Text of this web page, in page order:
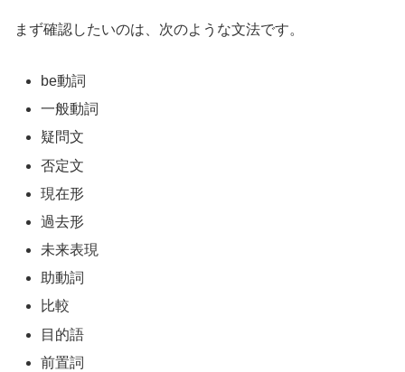
まず確認したいのは、次のような文法です。
be動詞
一般動詞
疑問文
否定文
現在形
過去形
未来表現
助動詞
比較
目的語
前置詞